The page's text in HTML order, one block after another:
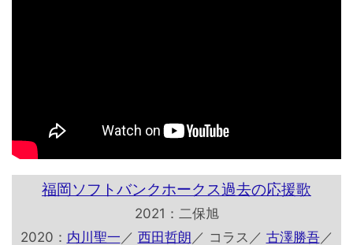
福岡ソフトバンクホークス過去の応援歌
2021：二保旭
2020： 内川聖一 ／ 西田哲朗 ／ コラス／ 古澤勝吾／